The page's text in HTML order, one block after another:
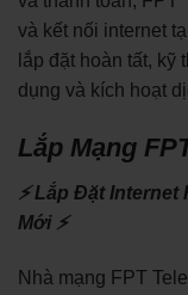
và kết nối internet
lắp đặt hoàn tất,
dụng và kích hoạt
Lắp Mạng
⚡ Lắp Đặt
Mới ⚡
Nhà mạng FPT